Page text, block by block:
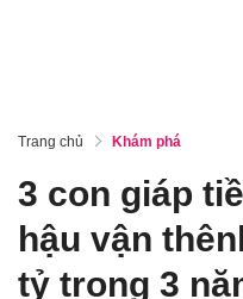
Trang chủ Khám phá
3 con giáp
hậu vận
tỷ trong 3